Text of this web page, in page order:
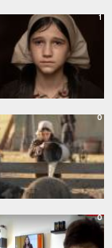
1
0
0